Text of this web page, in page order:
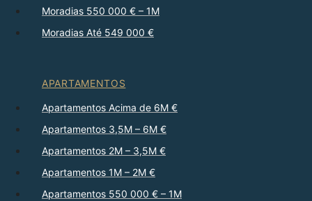
Moradias 550 000 € – 1M
Moradias Até 549 000 €
APARTAMENTOS
Apartamentos Acima de 6M €
Apartamentos 3,5M – 6M €
Apartamentos 2M – 3,5M €
Apartamentos 1M – 2M €
Apartamentos 550 000 € – 1M